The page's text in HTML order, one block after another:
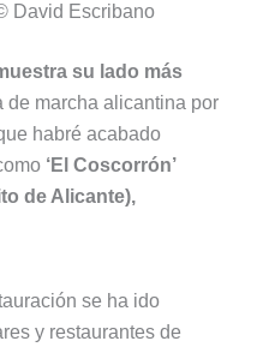
David Escribano
su lado más
marcha alicantina por
habré acabado
‘El Coscorrón’
de Alicante),
se ha ido
y restaurantes de